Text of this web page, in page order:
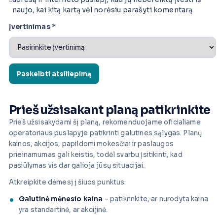
naujo, kai kitą kartą vėl norėsiu parašyti komentarą.
Įvertinimas *
Prieš užsisakant planą patikrinkite
Prieš užsisakydami šį planą, rekomenduojame oficialiame
operatoriaus puslapyje patikrinti galutines sąlygas. Planų
kainos, akcijos, papildomi mokesčiai ir paslaugos
prieinamumas gali keistis, todėl svarbu įsitikinti, kad
pasiūlymas vis dar galioja jūsų situacijai.
Atkreipkite dėmesį į šiuos punktus:
Galutinė mėnesio kaina – patikrinkite, ar nurodyta kaina
yra standartinė, ar akcijinė.